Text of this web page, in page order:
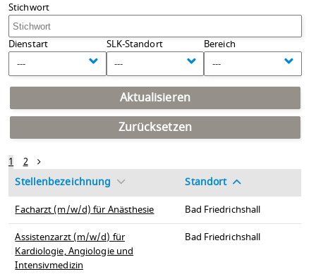
Stichwort
Dienstart
---
SLK-Standort
---
Bereich
---
Aktualisieren
Zurücksetzen
1
2
Stellenbezeichnung
Standort
Facharzt (m/w/d) für Anästhesie
Bad Friedrichshall
Assistenzarzt (m/w/d) für
Kardiologie, Angiologie und
Intensivmedizin
Bad Friedrichshall